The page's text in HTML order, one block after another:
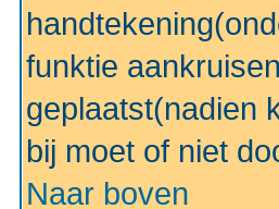
funktie
geplaatst(nadien
bij moet of niet
Naar boven